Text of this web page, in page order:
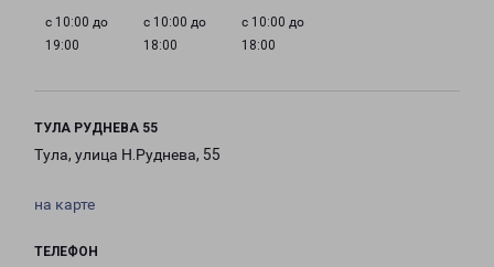
с 10:00 до
19:00
с 10:00 до
18:00
с 10:00 до
18:00
ТУЛА РУДНЕВА 55
Тула, улица Н.Руднева, 55
на карте
ТЕЛЕФОН